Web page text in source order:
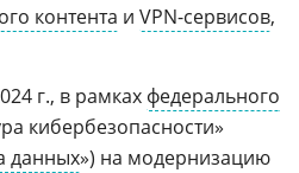
контента и VPN-сервисов,
г., в рамках федерального
кибербезопасности»
данных») на модернизацию